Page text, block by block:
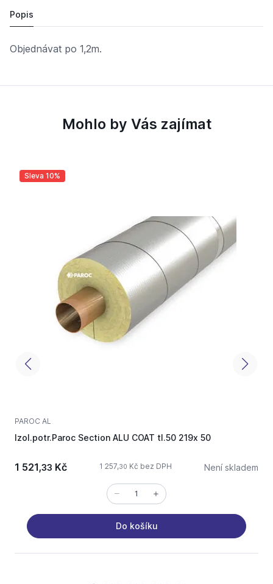
Popis
Objednávat po 1,2m.
Mohlo by Vás zajímat
Sleva 10%
PAROC AL
Izol.potr.Paroc Section ALU COAT tl.50 219x 50
1 521,33 Kč 1 257,30 Kč bez DPH Není skladem
Do košíku